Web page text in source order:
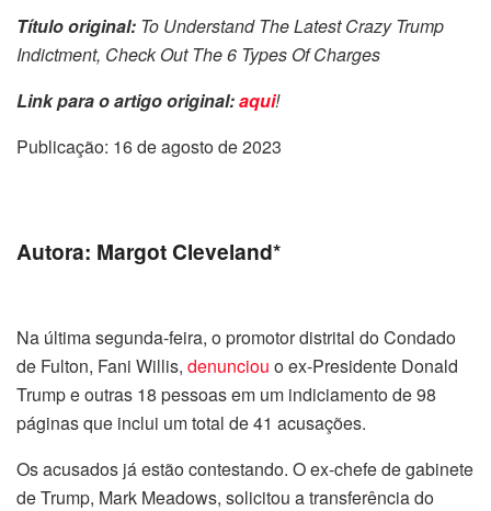
Título original: To Understand The Latest Crazy Trump
Indictment, Check Out The 6 Types Of Charges
Link para o artigo original:aqui!
Publicação: 16 de agosto de 2023
Autora: Margot Cleveland*
Na última segunda-feira, o promotor distrital do Condado
de Fulton, Fani Willis, denunciou o ex-Presidente Donald
Trump e outras 18 pessoas em um indiciamento de 98
páginas que inclui um total de 41 acusações.
Os acusados já estão contestando. O ex-chefe de gabinete
de Trump, Mark Meadows, solicitou a transferência do